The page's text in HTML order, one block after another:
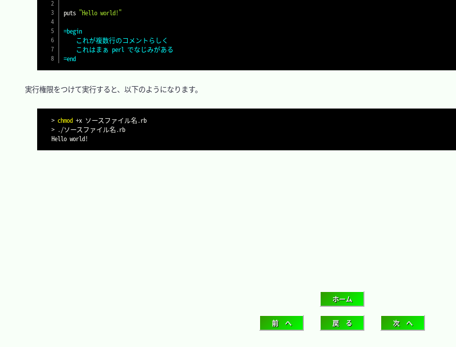
puts "Hello world!"
=begin
=end
実行権限をつけて実行すると、以下のようになります。
> chmod
+x ソースファイル名.rb
> ./ソースファイル名.rb
Hello world!